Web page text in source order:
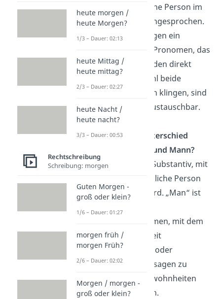
„Mann“ wird eine Person im
Ausruf direkt angesprochen.
„Man“ ist dagegen ein
unbestimmtes Pronomen, das
sich an niemanden direkt
wendet. Obwohl beide
Varianten gleich klingen, sind
sie also nicht austauschbar.
Was ist der Unterschied
zwischen man und Mann?
„Mann“ ist ein Substantiv, mit
dem eine männliche Person
beschrieben wird. „Man“ ist
Indefinitpronomen, mit dem
die Allgemeinheit
angesprochen, oder
allgemeine Aussagen zu
Regeln und Gewohnheiten
getätigt werden.
heute morgen /
heute Morgen?
1/3 – Dauer: 02:13
heute Mittag /
heute mittag?
2/3 – Dauer: 02:27
heute Nacht /
heute nacht?
3/3 – Dauer: 00:53
Rechtschreibung
Schreibung: morgen
Guten Morgen -
groß oder klein?
1/6 – Dauer: 01:27
morgen früh /
morgen Früh?
2/6 – Dauer: 02:02
Morgen / morgen -
groß oder klein?